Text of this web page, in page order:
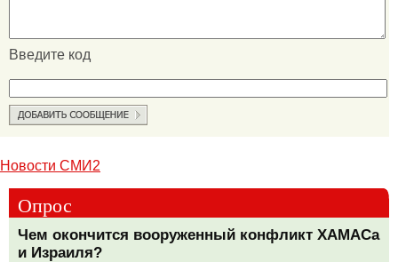
Введите код
Новости СМИ2
Опрос
Чем окончится вооруженный конфликт ХАМАСа
и Израиля?